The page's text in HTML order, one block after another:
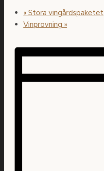
« Stora vingårdspaketet
Vinprovning »